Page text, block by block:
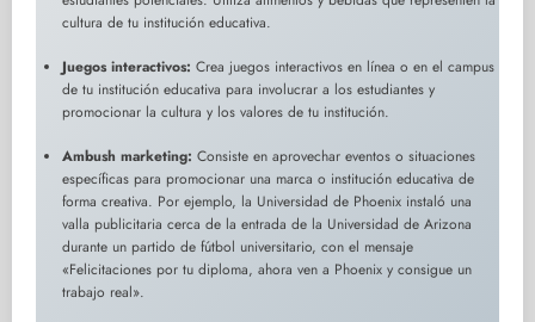
cultura de tu institución educativa.
Juegos interactivos: Crea juegos interactivos en línea o en el campus
de tu institución educativa para involucrar a los estudiantes y
promocionar la cultura y los valores de tu institución.
Ambush marketing: Consiste en aprovechar eventos o situaciones
específicas para promocionar una marca o institución educativa de
forma creativa. Por ejemplo, la Universidad de Phoenix instaló una
valla publicitaria cerca de la entrada de la Universidad de Arizona
durante un partido de fútbol universitario, con el mensaje
«Felicitaciones por tu diploma, ahora ven a Phoenix y consigue un
trabajo real».